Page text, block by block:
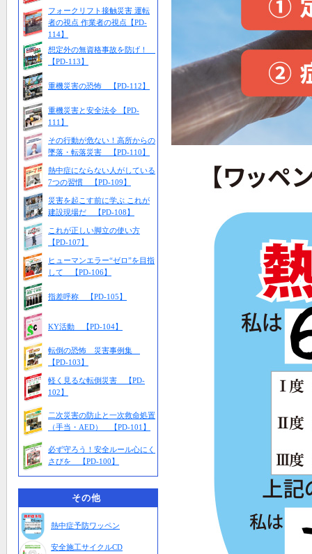
フォークリフト接触災害 運転
者の視点 作業者の視点【PD-
114】
想定外の無資格事故を防げ！
【PD-113】
重機災害の恐怖 【PD-112】
重機災害と安全法令 【PD-
111】
その行動が危ない！高所からの
墜落・転落災害 【PD-110】
熱中症にならない人がしている
7つの習慣 【PD-109】
災害を起こす前に学ぶ これが
建設現場だ 【PD-108】
これが正しい脚立の使い方
【PD-107】
ヒューマンエラー“ゼロ”を目指
して 【PD-106】
指差呼称 【PD-105】
KY活動 【PD-104】
転倒の恐怖 災害事例集
【PD-103】
軽く見るな転倒災害 【PD-
102】
二次災害の防止と一次救命処置
（手当・AED） 【PD-101】
必ず守ろう！安全ルール心にく
さびを 【PD-100】
その他
熱中症予防ワッペン
安全施工サイクルCD